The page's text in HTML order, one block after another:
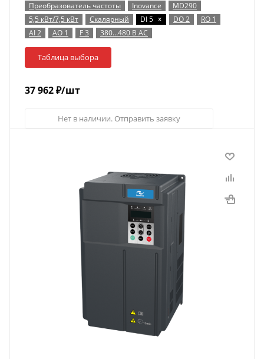
Преобразователь частоты Inovance
MD290
5,5 кВт/7,5 кВт
Скалярный DI 5 x DO 2
RO 1
AI 2
AO 1 F 3 380…480 В AC
Таблица выбора
37 962₽/шт
Нет в наличии. Отправить заявку